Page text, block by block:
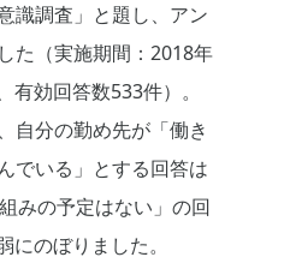
識調査」と題し、アン
た（実施期間：2018年
効回答数533件）。
自分の勤め先が「働き
でいる」とする回答は
みの予定はない」の回
のぼりました。